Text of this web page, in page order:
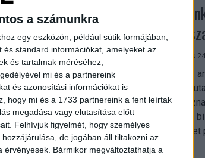
a számunkra
egy eszközön, például sütik formájában,
standard információkat, amelyeket az
és tartalmak méréséhez,
mi és a partnereink
és azonosítási információkat is
hogy mi és a 1733 partnereink a fent leírtak
megadása vagy elutasítása előtt
Felhívjuk figyelmét, hogy személyes
de jogában áll tiltakozni az
érvényesek. Bármikor megváltoztathatja a
Shadow AI a
szerezhetik
Digital Center 2026. július
A munkavállalók nagy
munkában, ám friss
szervezetnél
világos irányelvek és
különösen ott jelenthet
üzleti információkkal...